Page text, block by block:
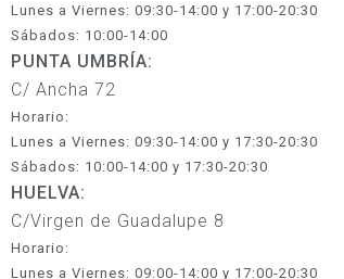
Lunes a Viernes: 09:30-14:00 y 17:00-20:30
Sábados: 10:00-14:00
PUNTA UMBRÍA:
C/ Ancha 72
Horario:
Lunes a Viernes: 09:30-14:00 y 17:30-20:30
Sábados: 10:00-14:00 y 17:30-20:30
HUELVA:
C/Virgen de Guadalupe 8
Horario:
Lunes a Viernes: 09:00-14:00 y 17:00-20:30